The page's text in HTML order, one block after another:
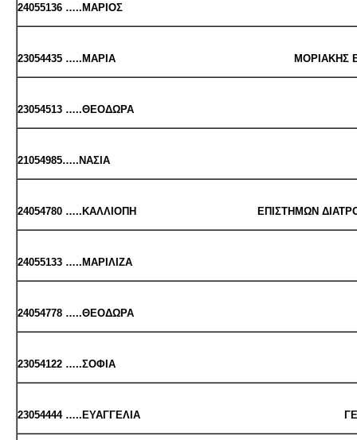
24055136 …..ΜΑ­ΡΙΟΣ
23054435 …..ΜΑΡΙΑ ΜΟ­ΡΙΑ­ΚΗΣ ΒΙΟ­ΛΟ­ΓΙΑΣ
23054513 …..ΘΕ­Ο­ΔΩ­ΡΑ
21054985…..ΝΑΣΙΑ
24054780 …..ΚΑΛ­ΛΙΟ­ΠΗ ΕΠΙ­ΣΤΗ­ΜΩΝ ΔΙΑ­ΤΡΟ­ΦΗΣ &
24055133 …..ΜΑ­ΡΙ­ΛΙ­ΖΑ
24054778 …..ΘΕ­Ο­ΔΩ­ΡΑ
23054122 …..ΣΟΦΙΑ
23054444 …..ΕΥΑΓ­ΓΕ­ΛΙΑ ΓΕ­Ω­ΠΟ­ΝΙΑΣ-